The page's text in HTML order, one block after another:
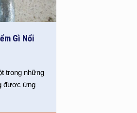
Gì Nổi
trong những
được ứng